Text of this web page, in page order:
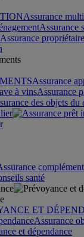
Assurance
Assurance
Assurance
Assurance
à vinsAssurance
des objets du
santé
ET
Assurance
et dépendance